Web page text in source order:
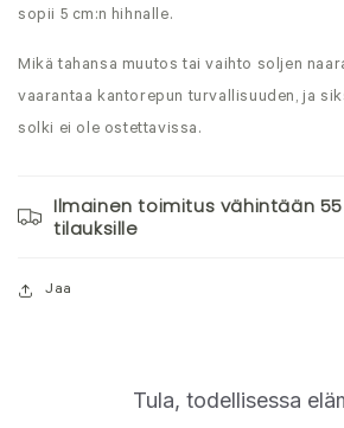
sopii 5 cm:n hihnalle.
Mikä tahansa muutos tai vaihto soljen
vaarantaa kantorepun turvallisuuden, ja
solki ei ole ostettavissa.
Ilmainen toimitus vähintään
tilauksille
Jaa
Tula, todellisessa